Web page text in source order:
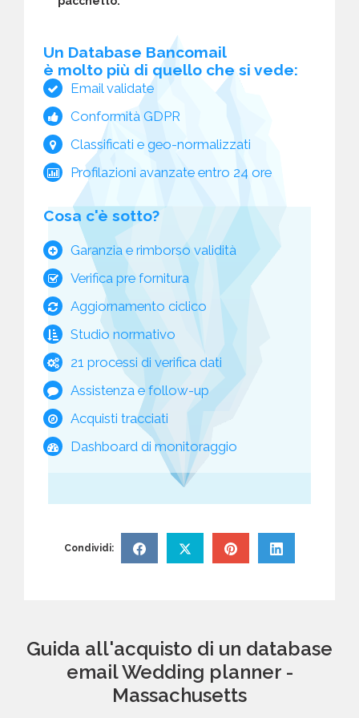
Un Database Bancomail
è molto più di quello che si vede:
Email validate
Conformità GDPR
Classificati e geo-normalizzati
Profilazioni avanzate entro 24 ore
Cosa c'è sotto?
Garanzia e rimborso validità
Verifica pre fornitura
Aggiornamento ciclico
Studio normativo
21 processi di verifica dati
Assistenza e follow-up
Acquisti tracciati
Dashboard di monitoraggio
Condividi:
Guida all'acquisto di un database
email Wedding planner -
Massachusetts